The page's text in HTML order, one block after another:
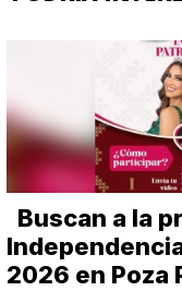
Buscan a la
2026 en Poza